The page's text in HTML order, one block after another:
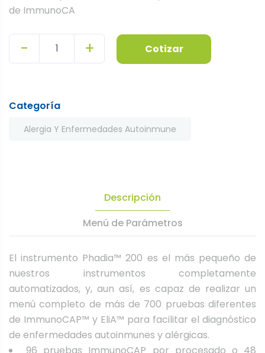
de ImmunoCA
- + Cotizar
Categoría
Alergia Y Enfermedades Autoinmune
Descripción
Menú de Parámetros
El instrumento Phadia™ 200 es el más pequeño de
nuestros instrumentos completamente
automatizados, y, aun así, es capaz de realizar un
menú completo de más de 700 pruebas diferentes
de ImmunoCAP™ y EliA™ para facilitar el diagnóstico
de enfermedades autoinmunes y alérgicas.